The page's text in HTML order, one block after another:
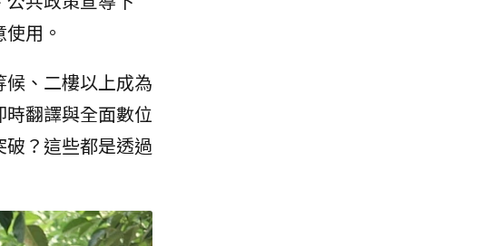
用。
、二樓以上成為
時翻譯與全面數位
？這些都是透過